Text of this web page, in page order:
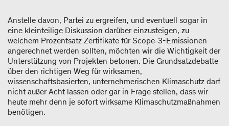
Anstelle davon, Partei zu ergreifen, und eventuell sogar in
eine kleinteilige Diskussion darüber einzusteigen, zu
welchem Prozentsatz Zertifikate für Scope-3-Emissionen
angerechnet werden sollten, möchten wir die Wichtigkeit der
Unterstützung von Projekten betonen. Die Grundsatzdebatte
über den richtigen Weg für wirksamen,
wissenschaftsbasierten, unternehmerischen Klimaschutz darf
nicht außer Acht lassen oder gar in Frage stellen, dass wir
heute mehr denn je sofort wirksame Klimaschutzmaßnahmen
benötigen.